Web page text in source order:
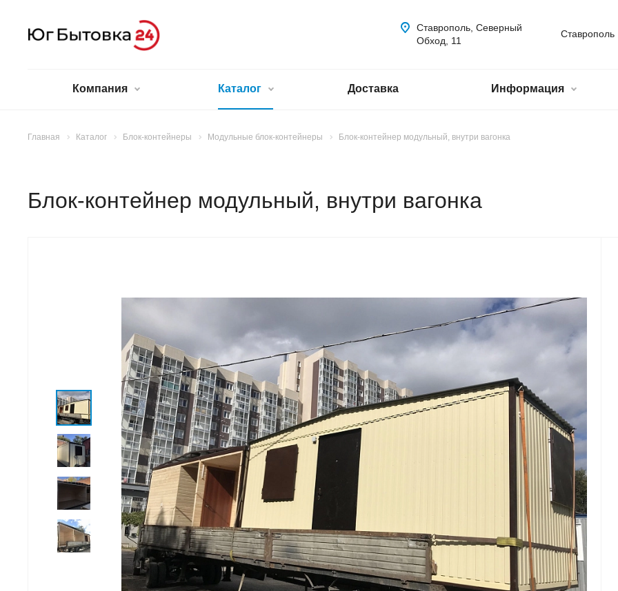
Ставрополь
Ставрополь, Северный
Обход, 11
Компания Каталог Доставка Информация
Главная Каталог Блок-контейнеры Модульные блок-контейнеры Блок-контейнер модульный, внутри вагонка
Блок-контейнер модульный, внутри вагонка